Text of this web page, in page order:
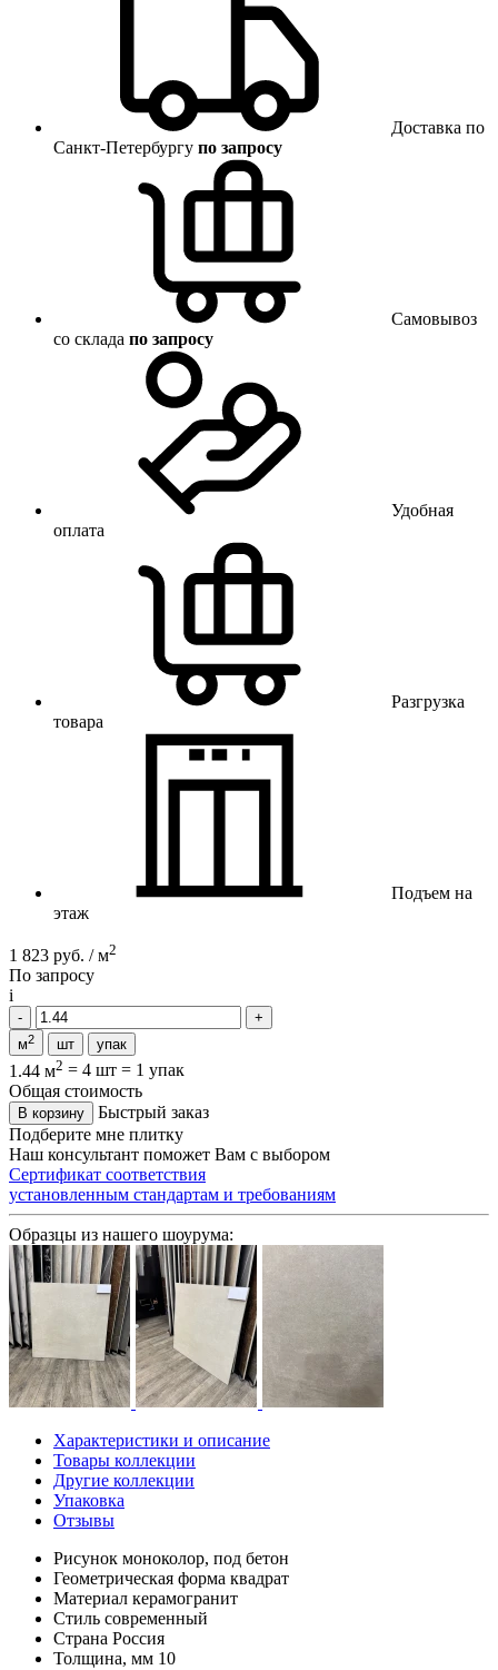
Доставка по
Санкт-Петербургу по запросу
Самовывоз
со склада по запросу
Удобная
оплата
Разгрузка
товара
Подъем на
этаж
1 823 руб. / м2
По запросу
i
м2 шт упак
1.44 м2 = 4 шт = 1 упак
Общая стоимость
В корзину
Быстрый заказ
Подберите мне плитку
Наш консультант поможет Вам с выбором
Сертификат соответствия
установленным стандартам и требованиям
Образцы из нашего шоурума:
Характеристики и описание
Товары коллекции
Другие коллекции
Упаковка
Отзывы
Рисунок моноколор, под бетон
Геометрическая форма квадрат
Материал керамогранит
Стиль современный
Страна Россия
Толщина, мм 10